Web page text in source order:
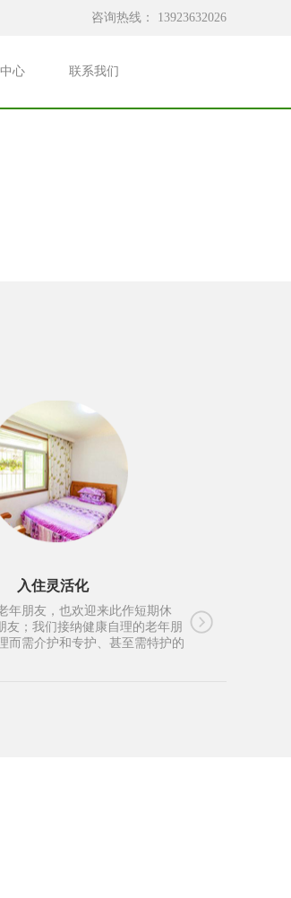
咨询热线： 13923632026
心 联系我们
入住灵活化
年朋友，也欢迎来此作短期休
友；我们接纳健康自理的老年朋
而需介护和专护、甚至需特护的